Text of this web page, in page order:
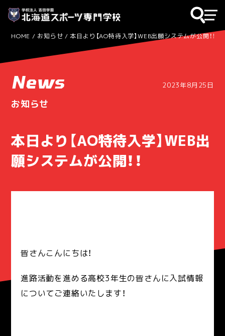
HOME お知らせ 本日より【AO特待入学】WEB出願システムが公開！！
News
お知らせ
2023年8月25日
本日より【AO特待入学】WEB出
願システムが公開！！
皆さんこんにちは！
進路活動を進める高校3年生の皆さんに入試情報
についてご連絡いたします！